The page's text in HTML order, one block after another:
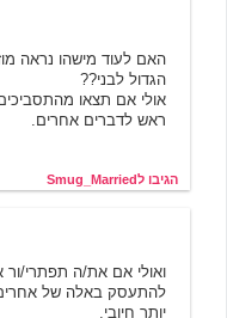
האם לעוד מישהו נראה
הגדול לבני??
אולי אם תצאו
ראש לדברים אחרים.
הגיבו לSmug_Married
ואולי אם את/ה תפתרי/
להתעסק באלה של אחרים,
יותר חיובי.